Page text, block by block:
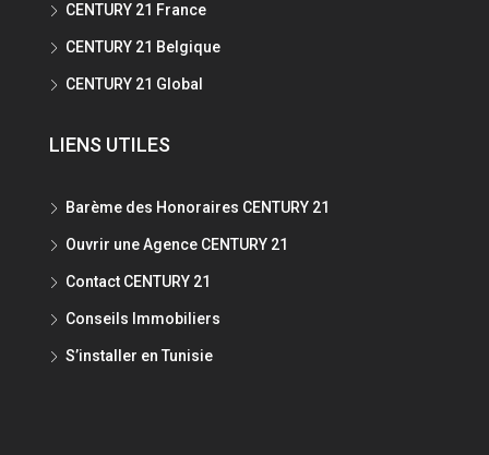
CENTURY 21 France
CENTURY 21 Belgique
CENTURY 21 Global
LIENS UTILES
Barème des Honoraires CENTURY 21
Ouvrir une Agence CENTURY 21
Contact CENTURY 21
Conseils Immobiliers
S’installer en Tunisie